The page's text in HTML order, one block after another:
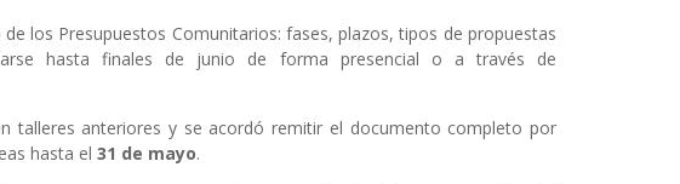
los Presupuestos Comunitarios: fases, plazos, tipos de propuestas
hasta finales de junio de forma presencial o a través de
talleres anteriores y se acordó remitir el documento completo por
hasta el 31 de mayo.